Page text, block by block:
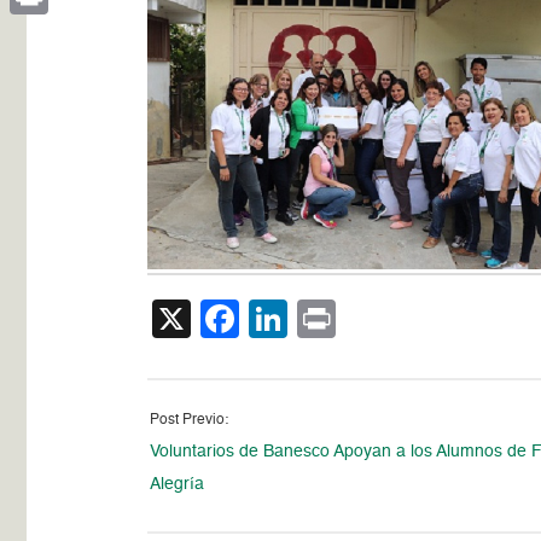
X Facebook
LinkedIn
Post Previo:
Voluntarios de Banesco Apoyan a los Alumnos de
Alegría